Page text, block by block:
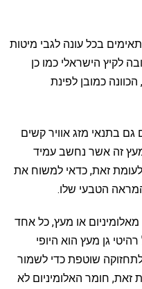
בכל עונה לגבי מיטות
לקיץ הישראלי כמו כן
כמובן לפינת
גם בתנאי מזג אוויר קשים
מעץ זה אשר נחשב עמיד
זאת, כדאי למשוח את
הטבעי שלו.
מאלומיניום או מעץ, כל אחד
גן מעץ הוא היופי
שוטפת כדי לשמור
חומר האלומיניום לא